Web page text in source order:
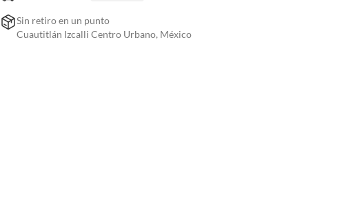
Sin retiro en un punto
Cuautitlán Izcalli Centro Urbano, México